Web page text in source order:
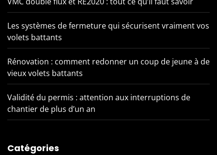
Les systèmes de fermeture qui sécurisent vraiment vos
volets battants
Rénovation : comment redonner un coup de jeune à de
vieux volets battants
Validité du permis : attention aux interruptions de
chantier de plus d’un an
Catégories